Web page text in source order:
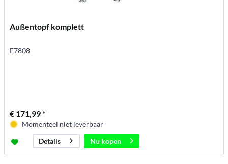
Außentopf komplett
E7808
€ 171,99 *
Momenteel niet leverbaar
Details
Nu kopen